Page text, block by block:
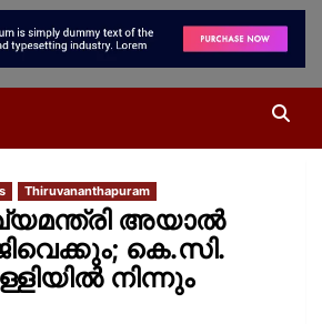
Thiruvananthapuram
അയാൽ
കെ.സി.
നിന്നും